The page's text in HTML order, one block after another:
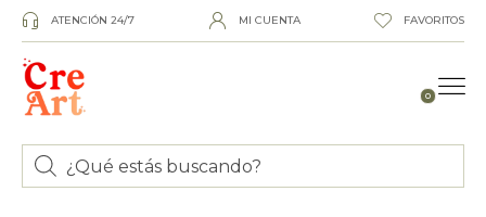
ATENCIÓN 24/7 MI CUENTA FAVORITOS
0